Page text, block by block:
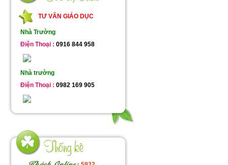
TƯ VẤN GIÁO DỤC
Nhà Trường
Điện Thoại : 0916 844 958
Nhà trường
Điện Thoại : 0982 169 905